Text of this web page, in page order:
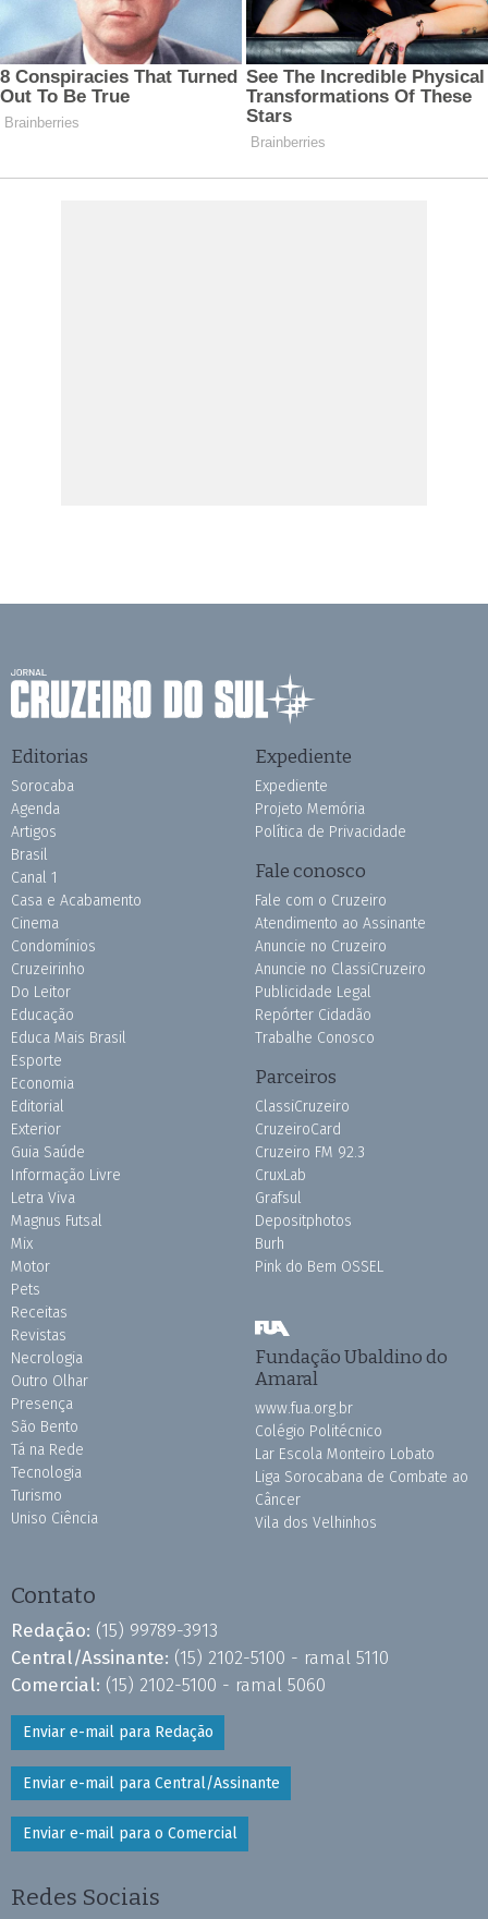
Editorias
Sorocaba
Agenda
Artigos
Brasil
Canal 1
Casa e Acabamento
Cinema
Condomínios
Cruzeirinho
Do Leitor
Educação
Educa Mais Brasil
Esporte
Economia
Editorial
Exterior
Guia Saúde
Informação Livre
Letra Viva
Magnus Futsal
Mix
Motor
Pets
Receitas
Revistas
Necrologia
Outro Olhar
Presença
São Bento
Tá na Rede
Tecnologia
Turismo
Uniso Ciência
Expediente
Expediente
Projeto Memória
Política de Privacidade
Fale conosco
Fale com o Cruzeiro
Atendimento ao Assinante
Anuncie no Cruzeiro
Anuncie no ClassiCruzeiro
Publicidade Legal
Repórter Cidadão
Trabalhe Conosco
Parceiros
ClassiCruzeiro
CruzeiroCard
Cruzeiro FM 92.3
CruxLab
Grafsul
Depositphotos
Burh
Pink do Bem OSSEL
Fundação Ubaldino do
Amaral
www.fua.org.br
Colégio Politécnico
Lar Escola Monteiro Lobato
Liga Sorocabana de Combate ao
Câncer
Vila dos Velhinhos
Contato
Redação: (15) 99789-3913
Central/Assinante: (15) 2102-5100 - ramal 5110
Comercial: (15) 2102-5100 - ramal 5060
Enviar e-mail para Redação
Enviar e-mail para Central/Assinante
Enviar e-mail para o Comercial
Redes Sociais